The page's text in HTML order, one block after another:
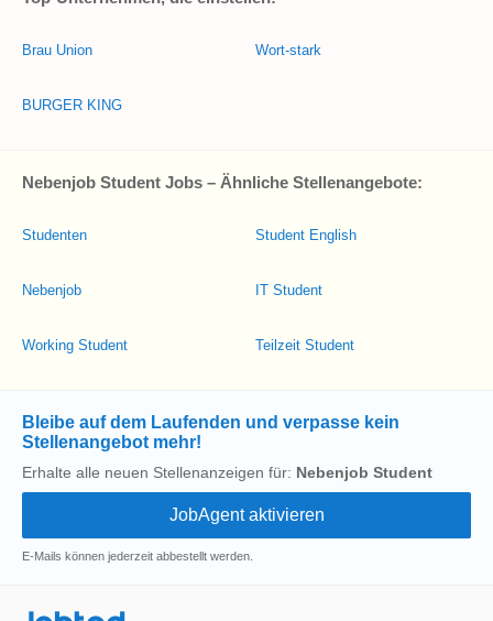
Brau Union
BURGER KING
Wort-stark
Nebenjob Student Jobs – Ähnliche Stellenangebote:
Studenten
Nebenjob
Working Student
Student English
IT Student
Teilzeit Student
Bleibe auf dem Laufenden und verpasse kein
Stellenangebot mehr!
Erhalte alle neuen Stellenanzeigen für: Nebenjob Student
E-Mails können jederzeit abbestellt werden.